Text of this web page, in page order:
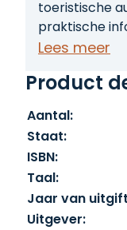
toeristische
praktische
reizigers die
Lees meer
Product
Aantal:
Staat:
ISBN:
Taal:
Jaar van
Uitgever: